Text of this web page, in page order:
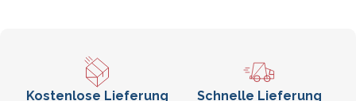
Kostenlose Lieferung Schnelle Lieferung